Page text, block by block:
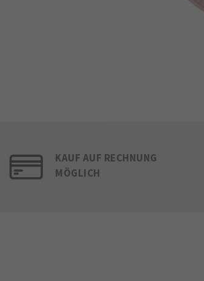
KAUF AUF RECHNUNG
MÖGLICH